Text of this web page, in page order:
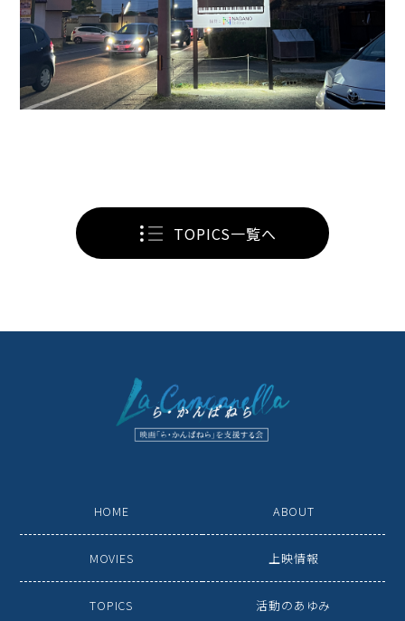
TOPICS一覧へ
HOME ABOUT
MOVIES 上映情報
TOPICS 活動のあゆみ